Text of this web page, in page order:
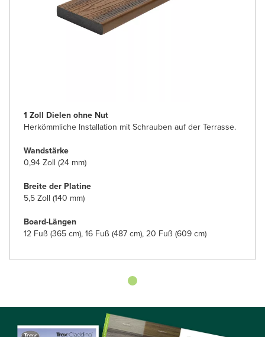
1 Zoll Dielen ohne Nut
Herkömmliche Installation mit Schrauben auf der Terrasse.
Wandstärke
0,94 Zoll (24 mm)
Breite der Platine
5,5 Zoll (140 mm)
Board-Längen
12 Fuß (365 cm), 16 Fuß (487 cm), 20 Fuß (609 cm)